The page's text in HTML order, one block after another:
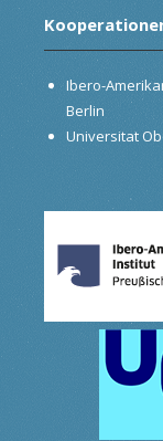
Ibero-
Berlin
Universitat